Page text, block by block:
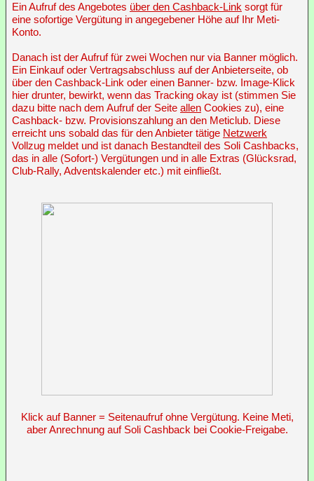
Ein Aufruf des Angebotes über den Cashback-Link sorgt für
eine sofortige Vergütung in angegebener Höhe auf Ihr Meti-
Konto.
Danach ist der Aufruf für zwei Wochen nur via Banner möglich.
Ein Einkauf oder Vertragsabschluss auf der Anbieterseite, ob
über den Cashback-Link oder einen Banner- bzw. Image-Klick
hier drunter, bewirkt, wenn das Tracking okay ist (stimmen Sie
dazu bitte nach dem Aufruf der Seite allen Cookies zu), eine
Cashback- bzw. Provisionszahlung an den Meticlub. Diese
erreicht uns sobald das für den Anbieter tätige Netzwerk
Vollzug meldet und ist danach Bestandteil des Soli Cashbacks,
das in alle (Sofort-) Vergütungen und in alle Extras (Glücksrad,
Club-Rally, Adventskalender etc.) mit einfließt.
Klick auf Banner = Seitenaufruf ohne Vergütung. Keine Meti,
aber Anrechnung auf Soli Cashback bei Cookie-Freigabe.